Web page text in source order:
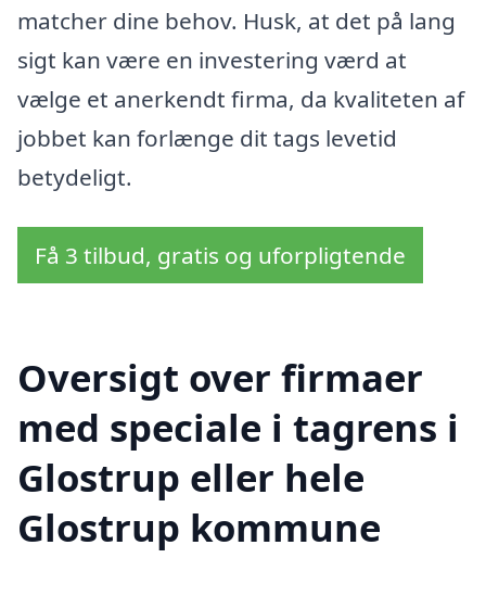
matcher dine behov. Husk, at det på lang
sigt kan være en investering værd at
vælge et anerkendt firma, da kvaliteten af
jobbet kan forlænge dit tags levetid
betydeligt.
Få 3 tilbud, gratis og uforpligtende
Oversigt over firmaer
med speciale i tagrens i
Glostrup eller hele
Glostrup kommune